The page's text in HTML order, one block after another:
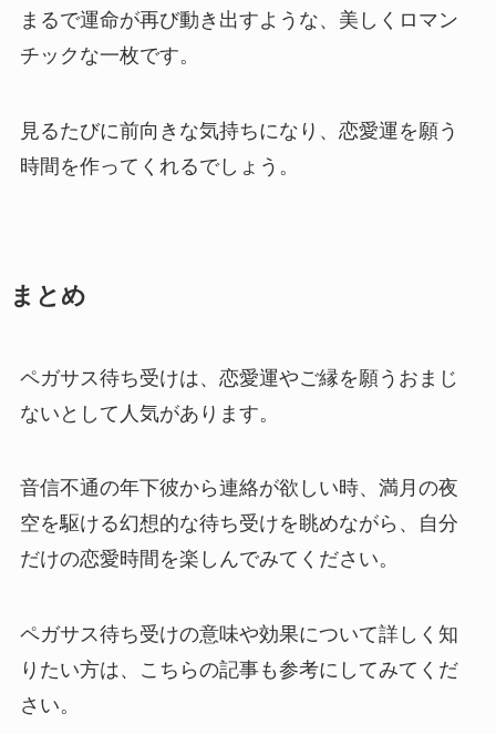
まるで運命が再び動き出すような、美しくロマン
チックな一枚です。
見るたびに前向きな気持ちになり、恋愛運を願う
時間を作ってくれるでしょう。
まとめ
ペガサス待ち受けは、恋愛運やご縁を願うおまじ
ないとして人気があります。
音信不通の年下彼から連絡が欲しい時、満月の夜
空を駆ける幻想的な待ち受けを眺めながら、自分
だけの恋愛時間を楽しんでみてください。
ペガサス待ち受けの意味や効果について詳しく知
りたい方は、こちらの記事も参考にしてみてくだ
さい。